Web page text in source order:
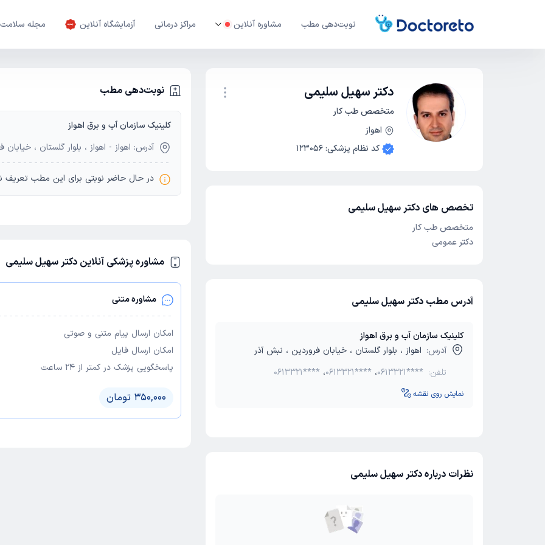
نوبت‌دهی مطب مشاوره آنلاین مراکز درمانی آزمایشگاه آنلاین مجله سلامت
دکتر سهیل سلیمی
متخصص طب کار
اهواز
کد نظام پزشکی:
123056
نوبت‌دهی مطب
کلینیک سازمان آب و برق اهواز
آدرس: اهواز - اهواز ، بلوار گلستان ،
در حال حاضر نوبتی برای این مطب تعریف
مشاوره پزشکی آنلاین دکتر سهیل سلیمی
مشاوره متنی
امکان ارسال پیام متنی و صوتی
امکان ارسال فایل
پاسخگویی پزشک در کمتر از ۲۴ ساعت
350,000 تومان
تخصص های دکتر سهیل سلیمی
متخصص طب کار
دکتر عمومی
آدرس مطب دکتر سهیل سلیمی
کلینیک سازمان آب و برق اهواز
آدرس: اهواز ، بلوار گلستان ، خیابان فروردین ، نبش آذر
تلفن:
0613321**** ،0613321**** ،0613321****
نمایش روی نقشه
نظرات درباره دکتر سهیل سلیمی